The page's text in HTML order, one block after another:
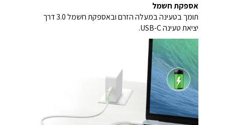
אספקת חשמל
תומך בטעינה במעלה הזרם ובאספקת חשמל 3.0 דרך
יציאת טעינה USB-C.